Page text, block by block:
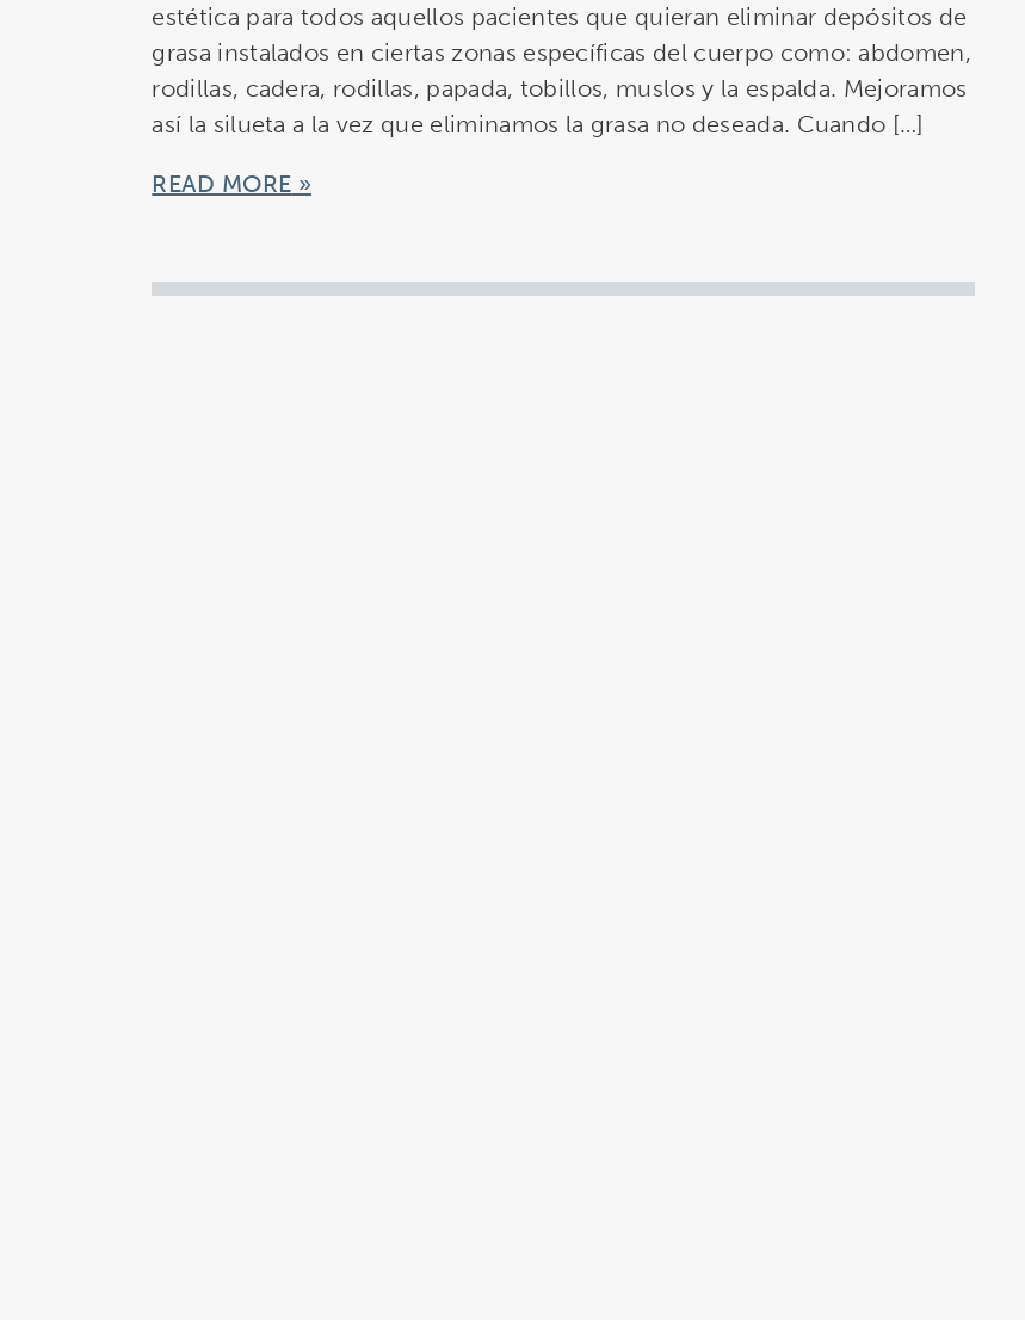
estética para todos aquellos pacientes que quieran eliminar depósitos de
grasa instalados en ciertas zonas específicas del cuerpo como: abdomen,
rodillas, cadera, rodillas, papada, tobillos, muslos y la espalda. Mejoramos
así la silueta a la vez que eliminamos la grasa no deseada. Cuando […]
READ MORE